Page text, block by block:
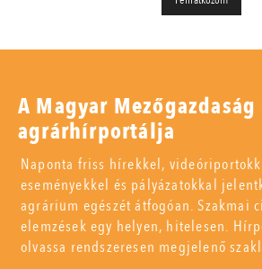
A Magyar
agrárhírportálja
Naponta friss hírekkel,
eseményekkel és pályázatokkal
agrárium egészét átfogóan. Szakmai
elemzések egy helyen, hitelesen.
olvassa rendszeresen megjelenő